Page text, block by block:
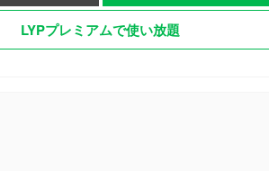
LYPプレミアムで使い放題